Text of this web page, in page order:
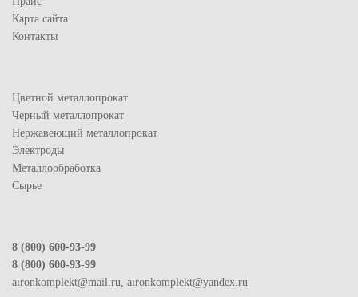
Карта сайта
Контакты
Цветной металлопрокат
Черный металлопрокат
Нержавеющий металлопрокат
Электроды
Металлообработка
Сырье
8 (800) 600-93-99
8 (800) 600-93-99
aironkomplekt@mail.ru, aironkomplekt@yandex.ru